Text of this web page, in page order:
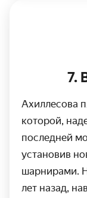
7.
Ахиллесова
которой,
последней
устано­вив
шарнирами.
лет назад,